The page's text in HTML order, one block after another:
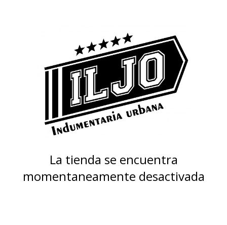
La tienda se encuentra
momentaneamente desactivada